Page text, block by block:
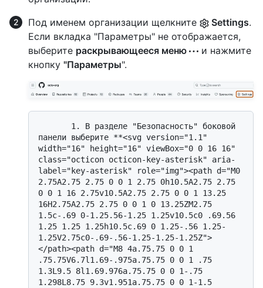
Под именем организации щелкните
Settings.
Если вкладка "Параметры" не отображается,
выберите раскрывающееся меню
и нажмите
кнопку "Параметры".
панели выберите **<svg version="1.1"
width="16" height="16" viewBox="0 0 16 16"
class="octicon octicon-key-asterisk" aria-
label="key-asterisk" role="img"><path d="M0
2.75A2.75 2.75 0 0 1 2.75 0h10.5A2.75 2.75
0 0 1 16 2.75v10.5A2.75 2.75 0 0 1 13.25
16H2.75A2.75 2.75 0 0 1 0 13.25ZM2.75
1.5c-.69 0-1.25.56-1.25 1.25v10.5c0 .69.56
1.25 1.25 1.25h10.5c.69 0 1.25-.56 1.25-
1.25V2.75c0-.69-.56-1.25-1.25-1.25Z">
</path><path d="M8 4a.75.75 0 0 1
.75.75V6.7l1.69-.975a.75.75 0 0 1 .75
1.3L9.5 8l1.69.976a.75.75 0 0 1-.75
1.298L8.75 9.3v1.951a.75.75 0 0 1-1.5